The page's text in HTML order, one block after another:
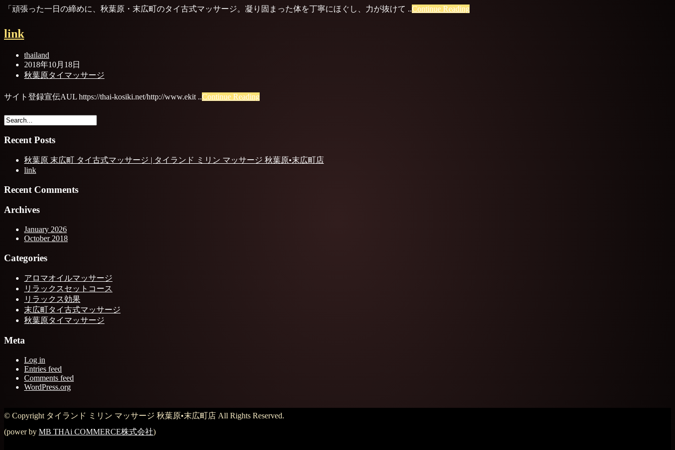
「頑張った一日の締めに、秋葉原・末広町のタイ古式マッサージ。凝り固まった体を丁寧にほぐし、力が抜けて ..Continue Reading
link
thailand
2018年10月18日
秋葉原タイマッサージ
サイト登録宣伝AUL https://thai-kosiki.net/http://www.ekit ..Continue Reading
Recent Posts
秋葉原 末広町 タイ古式マッサージ | タイランド ミリン マッサージ 秋葉原•末広町店
link
Recent Comments
Archives
January 2026
October 2018
Categories
アロマオイルマッサージ
リラックスセットコース
リラックス効果
末広町タイ古式マッサージ
秋葉原タイマッサージ
Meta
Log in
Entries feed
Comments feed
WordPress.org
© Copyright タイランド ミリン マッサージ 秋葉原•末広町店 All Rights Reserved.
(power by MB THAi COMMERCE株式会社)